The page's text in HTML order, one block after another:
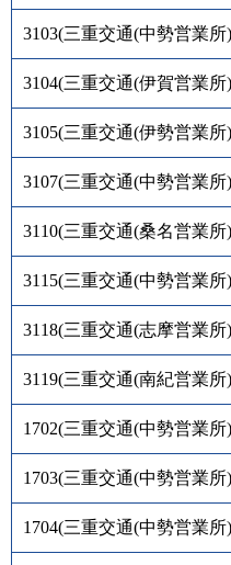
3103(三重交通(中勢営業所)
3104(三重交通(伊賀営業所)
3105(三重交通(伊勢営業所)
3107(三重交通(中勢営業所)
3110(三重交通(桑名営業所)
3115(三重交通(中勢営業所)
3118(三重交通(志摩営業所)
3119(三重交通(南紀営業所)
1702(三重交通(中勢営業所)
1703(三重交通(中勢営業所)
1704(三重交通(中勢営業所)